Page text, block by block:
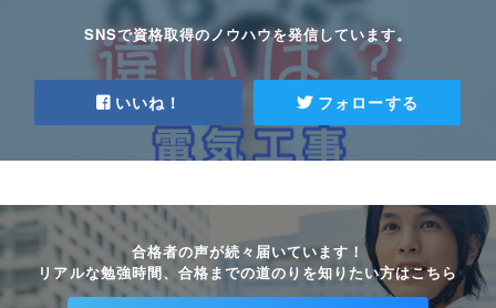
2026.02.27
電気工事施工管理技士試験の受験資格
は？
2026.02.10
2025.08.07
【令和6年度より変更】電気工事施工管理技士
【第二次検定】の内容とおすすめの対策方法
SNSで資格取得のノウハウを発信しています。
いいね！ フォローする
合格者の声が続々届いています！
リアルな勉強時間、合格までの道のりを知りたい方はこちら